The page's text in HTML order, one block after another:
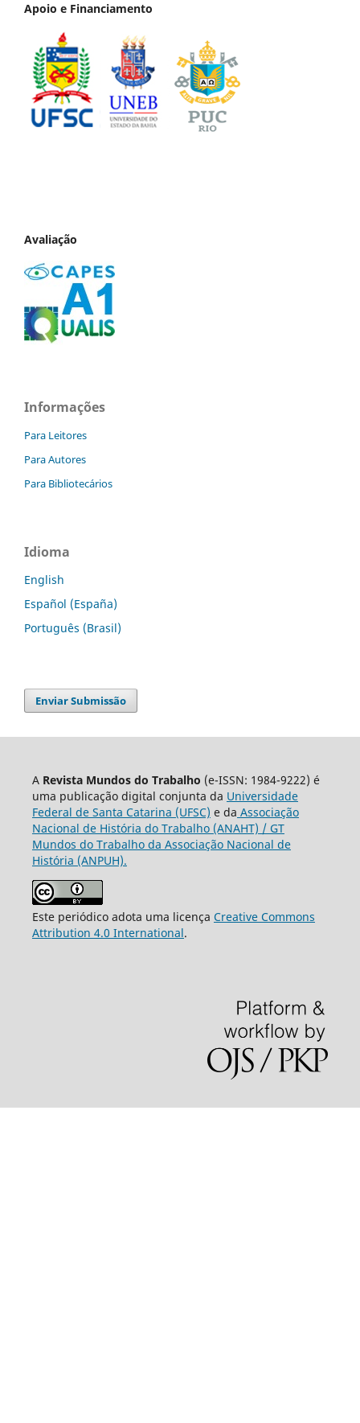
Apoio e Financiamento
Avaliação
Informações
Para Leitores
Para Autores
Para Bibliotecários
Idioma
English
Español (España)
Português (Brasil)
Enviar Submissão
A Revista Mundos do Trabalho (e-ISSN: 1984-9222) é
uma publicação digital conjunta da Universidade
Federal de Santa Catarina (UFSC) e da Associação
Nacional de História do Trabalho (ANAHT) / GT
Mundos do Trabalho da Associação Nacional de
História (ANPUH).
Este periódico adota uma licença Creative Commons
Attribution 4.0 International.